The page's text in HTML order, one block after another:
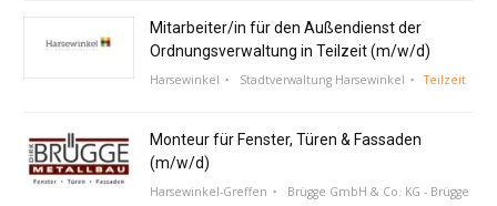
Mitarbeiter/in für den Außendienst der
Ordnungsverwaltung in Teilzeit (m/w/d)
Harsewinkel Stadtverwaltung Harsewinkel Teilzeit
Monteur für Fenster, Türen & Fassaden
(m/w/d)
Harsewinkel-Greffen Brügge GmbH & Co. KG - Brügge